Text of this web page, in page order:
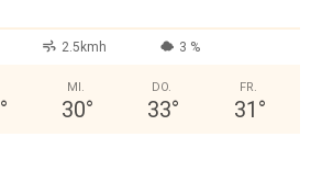
2.5kmh 3 %
°
MI.
30°
DO.
33°
FR.
31 °